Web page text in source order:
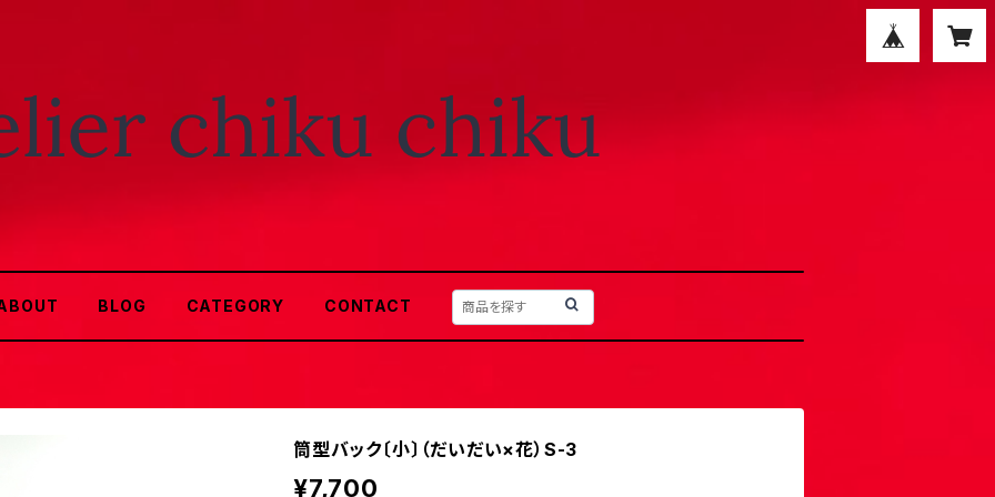
BLOG CATEGORY CONTACT
筒型バック〔小〕（だいだい×花）S-3
¥7,700